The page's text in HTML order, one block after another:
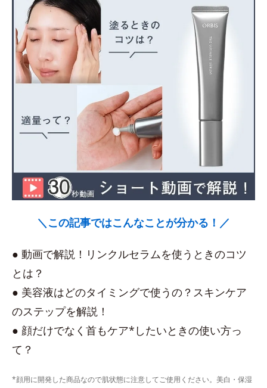
＼この記事ではこんなことが分かる！／
● 動画で解説！リンクルセラムを使うときのコツ
とは？
● 美容液はどのタイミングで使うの？スキンケア
のステップを解説！
● 顔だけでなく首もケア*したいときの使い方っ
て？
*顔用に開発した商品なので肌状態に注意してご使用ください。美白・保湿